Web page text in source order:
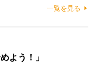
一覧を見る
よう！」